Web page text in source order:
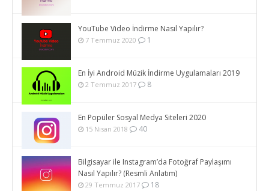
YouTube Video İndirme Nasıl Yapılır?
7 Temmuz 2020 1
En İyi Android Müzik İndirme Uygulamaları 2019
2 Temmuz 2017 8
En Popüler Sosyal Medya Siteleri 2020
15 Nisan 2018 40
Bilgisayar ile Instagram’da Fotoğraf Paylaşımı
Nasıl Yapılır? (Resmli Anlatım)
29 Temmuz 2017 18